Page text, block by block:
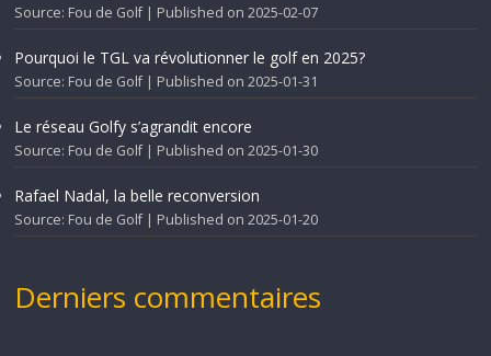
Source: Fou de Golf Published on 2025-02-07
Pourquoi le TGL va révolutionner le golf en 2025?
Source: Fou de Golf Published on 2025-01-31
Le réseau Golfy s’agrandit encore
Source: Fou de Golf Published on 2025-01-30
Rafael Nadal, la belle reconversion
Source: Fou de Golf Published on 2025-01-20
Derniers commentaires